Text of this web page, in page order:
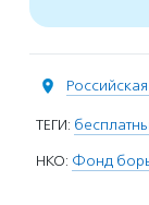
ТЕГИ:
НКО: Фонд